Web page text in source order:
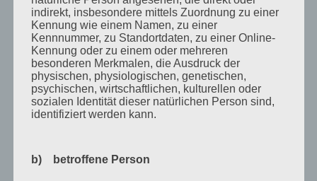
Dezember 2010
November 2010
Oktober 2010
September 2010
August 2010
Juli 2010
Mai 2010
indirekt, insbesondere mittels Zuordnung zu einer
Kennung wie einem Namen, zu einer
Kennnummer, zu Standortdaten, zu einer Online-
Kennung oder zu einem oder mehreren
besonderen Merkmalen, die Ausdruck der
physischen, physiologischen, genetischen,
psychischen, wirtschaftlichen, kulturellen oder
sozialen Identität dieser natürlichen Person sind,
identifiziert werden kann.
b) betroffene Person